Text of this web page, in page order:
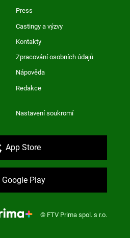
Press
Castingy a výzvy
Kontakty
Zpracování osobních údajů
Nápověda
Redakce
Nastavení soukromí
App Store
Google Play
© FTV Prima spol. s r.o.